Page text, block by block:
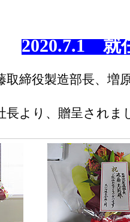
2020.7.1 就
取締役製造部長、増
長より、贈呈されま